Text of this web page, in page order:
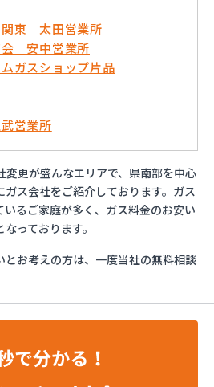
関東 太田営業所
会 安中営業所
ガスショップ片品
営業所
田営業所
社
川支部
ピーガス協会 多野藤岡支部
更が盛んなエリアで、県南部を中心
ス会社をご紹介しております。ガス
るご家庭が多く、ガス料金のお安い
っております。
とお考えの方は、一度当社の無料相談